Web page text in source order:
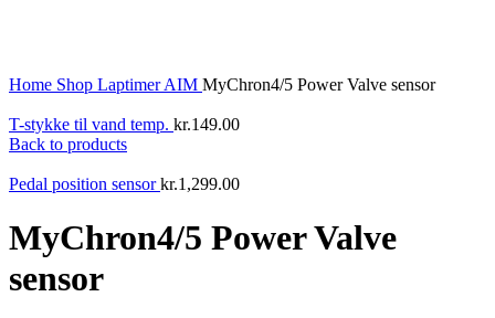
Home Shop LaptimerAIM MyChron4/5 Power Valve sensor
T-stykke til vand temp. kr.149.00
Back to products
Pedal position sensorkr.1,299.00
MyChron4/5 Power Valve
sensor